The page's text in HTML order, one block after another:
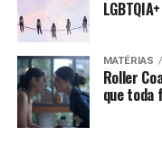
LGBTQIA+
MATÉRIAS
Roller
que toda